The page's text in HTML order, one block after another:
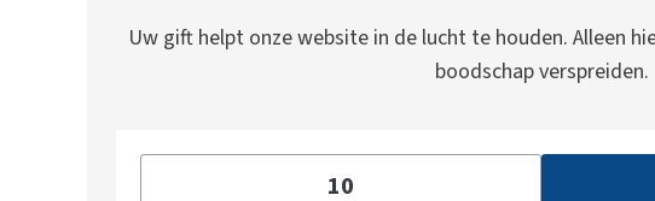
Uw gift helpt onze website in de lucht te houden. Alleen
boodschap verspreiden.